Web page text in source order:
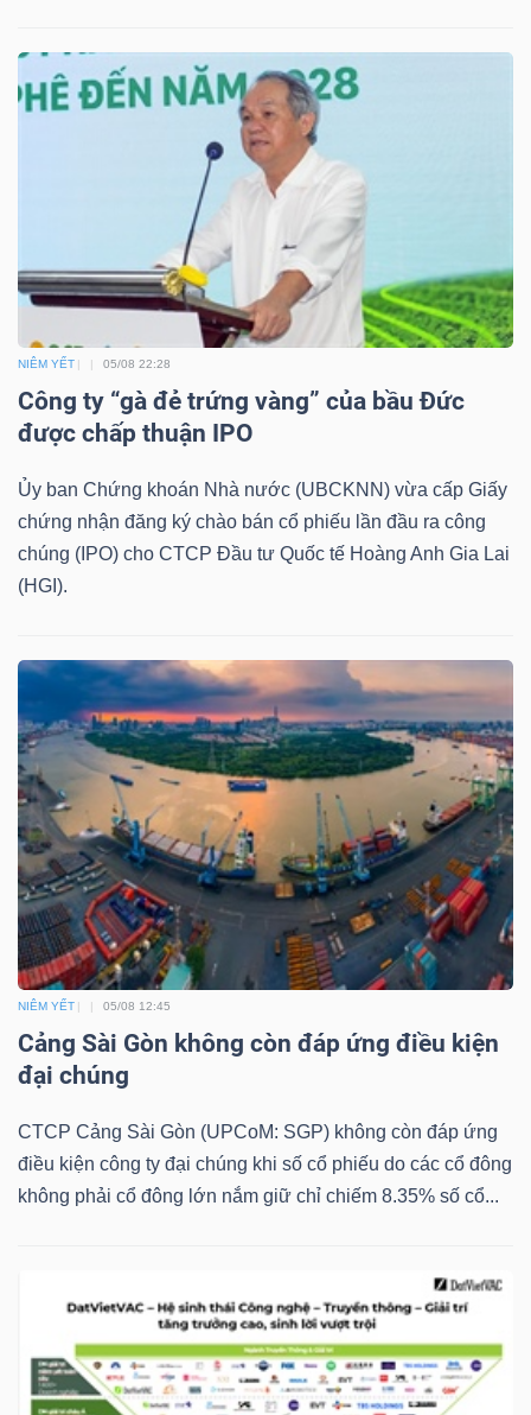
NIÊM YẾT 05/08 22:28
Công ty “gà đẻ trứng vàng” của bầu Đức
được chấp thuận IPO
Ủy ban Chứng khoán Nhà nước (UBCKNN) vừa cấp Giấy
chứng nhận đăng ký chào bán cổ phiếu lần đầu ra công
chúng (IPO) cho CTCP Đầu tư Quốc tế Hoàng Anh Gia Lai
(HGI).
NIÊM YẾT 05/08 12:45
Cảng Sài Gòn không còn đáp ứng điều kiện
đại chúng
CTCP Cảng Sài Gòn (UPCoM: SGP) không còn đáp ứng
điều kiện công ty đại chúng khi số cổ phiếu do các cổ đông
không phải cổ đông lớn nắm giữ chỉ chiếm 8.35% số cổ...
CÔNG
CỤ
TRUY
XUẤT
LIỆU
Ngành
VS-
SECTOR
NĂNG
LƯỢNG
NGUYÊN
VẬT
LIỆU
KHÔNG
THIẾT